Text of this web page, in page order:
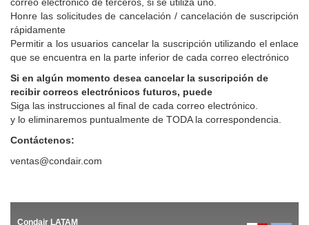
Honre las solicitudes de cancelación / cancelación de suscripción
rápidamente
Permitir a los usuarios cancelar la suscripción utilizando el enlace
que se encuentra en la parte inferior de cada correo electrónico
Si en algún momento desea cancelar la suscripción de
recibir correos electrónicos futuros, puede
Siga las instrucciones al final de cada correo electrónico.
y lo eliminaremos puntualmente de TODA la correspondencia.
Contáctenos:
ventas@condair.com
Condair LATAM